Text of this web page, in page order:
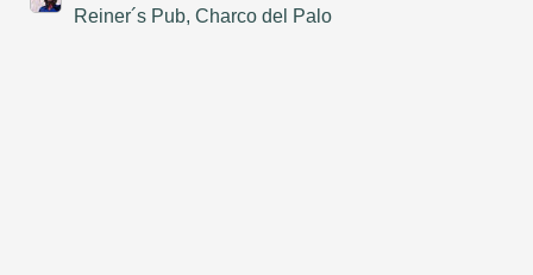
Reiner´s Pub, Charco del Palo